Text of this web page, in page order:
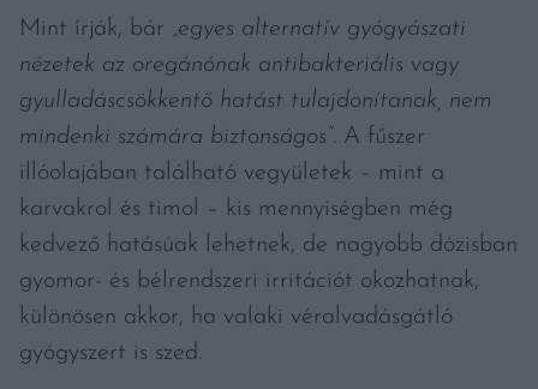
Mint írják, bár „egyes alternatív gyógyászati
nézetek az oregánónak antibakteriális vagy
gyulladáscsökkentő hatást tulajdonítanak, nem
mindenki számára biztonságos” . A fűszer
illóolajában található vegyületek – mint a
karvakrol és timol – kis mennyiségben még
kedvező hatásúak lehetnek, de nagyobb dózisban
gyomor- és bélrendszeri irritációt okozhatnak,
különösen akkor, ha valaki véralvadásgátló
gyógyszert is szed.